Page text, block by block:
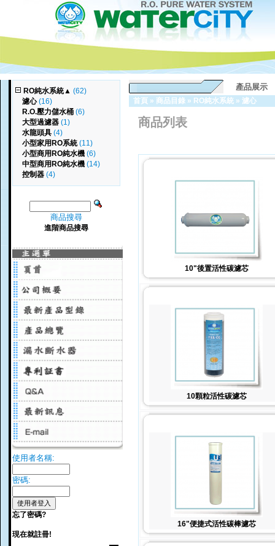
RO純水系統▲ (62)
濾心(16)
R.O.壓力儲水桶 (6)
大型過濾器 (1)
水龍頭具 (4)
小型家用RO系統(11)
小型商用RO純水機 (6)
中型商用RO純水機 (14)
控制器 (4)
商品搜尋
進階商品搜尋
使用者名稱:
密碼:
忘了密碼?
現在就註冊!
產品展示
首頁 » 商品目錄 » RO純水系統 » 濾心
商品列表
10"後置活性碳濾芯
10顆粒活性碳濾芯
16"便捷式活性碳棒濾芯